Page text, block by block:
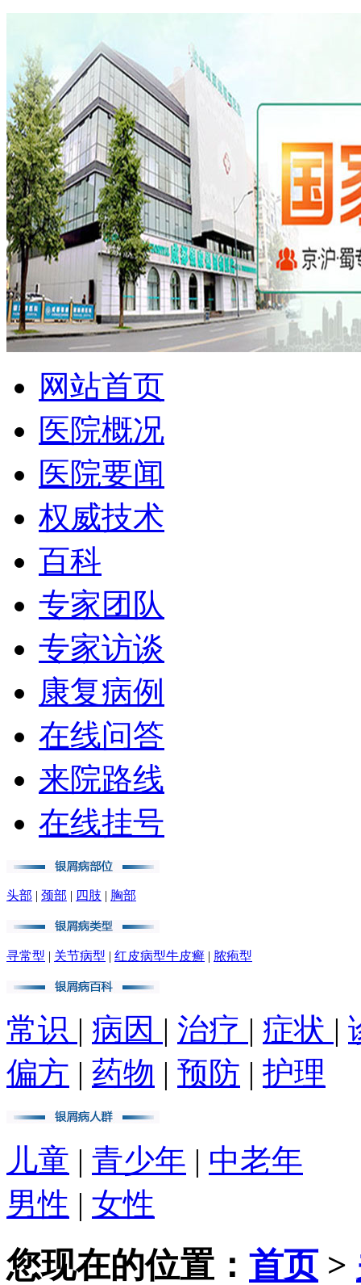
网站首页
医院概况
医院要闻
权威技术
百科
专家团队
专家访谈
康复病例
在线问答
来院路线
在线挂号
头部 | 颈部 | 四肢 | 胸部
寻常型 | 关节病型 | 红皮病型牛皮癣 | 脓疱型
常识 | 病因 | 治疗 | 症状 |
偏方 | 药物 | 预防 | 护理
儿童 | 青少年 | 中老年
男性 | 女性
您现在的位置： 首页>